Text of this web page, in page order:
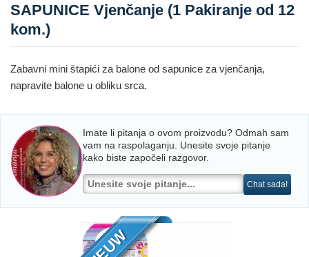
SAPUNICE Vjenčanje (1 Pakiranje od 12
kom.)
Zabavni mini štapići za balone od sapunice za vjenčanja,
napravite balone u obliku srca.
Imate li pitanja o ovom proizvodu? Odmah sam
vam na raspolaganju. Unesite svoje pitanje
kako biste započeli razgovor.
Chat sada!